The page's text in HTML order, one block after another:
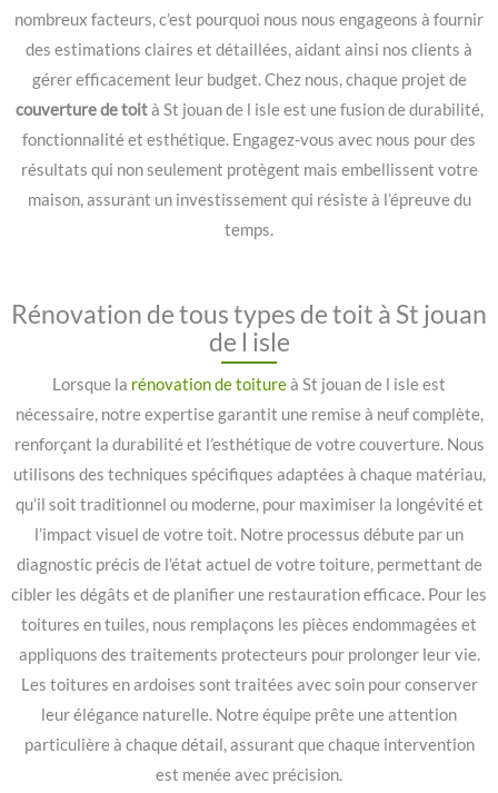
nombreux facteurs, c’est pourquoi nous nous engageons à fournir
des estimations claires et détaillées, aidant ainsi nos clients à
gérer efficacement leur budget. Chez nous, chaque projet de
couverture de toità St jouan de l isle est une fusion de durabilité,
fonctionnalité et esthétique. Engagez-vous avec nous pour des
résultats qui non seulement protègent mais embellissent votre
maison, assurant un investissement qui résiste à l’épreuve du
temps.
Rénovation de tous types de toit à St jouan
de l isle
Lorsque la rénovation de toitureà St jouan de l isle est
nécessaire, notre expertise garantit une remise à neuf complète,
renforçant la durabilité et l’esthétique de votre couverture. Nous
utilisons des techniques spécifiques adaptées à chaque matériau,
qu’il soit traditionnel ou moderne, pour maximiser la longévité et
l’impact visuel de votre toit. Notre processus débute par un
diagnostic précis de l’état actuel de votre toiture, permettant de
cibler les dégâts et de planifier une restauration efficace. Pour les
toitures en tuiles, nous remplaçons les pièces endommagées et
appliquons des traitements protecteurs pour prolonger leur vie.
Les toitures en ardoises sont traitées avec soin pour conserver
leur élégance naturelle. Notre équipe prête une attention
particulière à chaque détail, assurant que chaque intervention
est menée avec précision.